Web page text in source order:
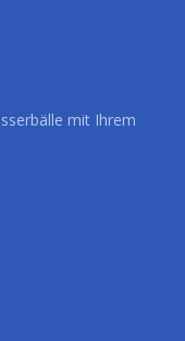
mit Ihrem